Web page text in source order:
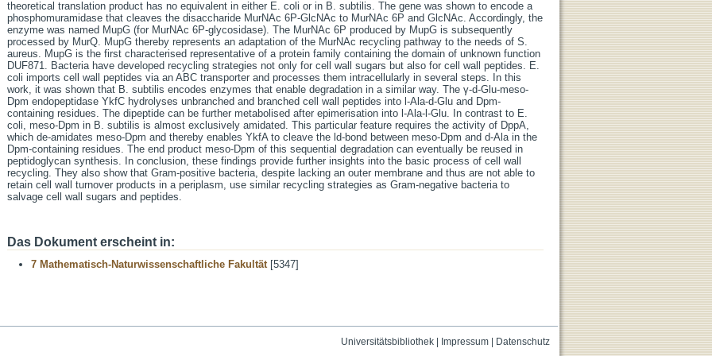
theoretical translation product has no equivalent in either E. coli or in B. subtilis. The gene was shown to encode a
phosphomuramidase that cleaves the disaccharide MurNAc 6P-GlcNAc to MurNAc 6P and GlcNAc. Accordingly, the
enzyme was named MupG (for MurNAc 6P-glycosidase). The MurNAc 6P produced by MupG is subsequently
processed by MurQ. MupG thereby represents an adaptation of the MurNAc recycling pathway to the needs of S.
aureus. MupG is the first characterised representative of a protein family containing the domain of unknown function
DUF871. Bacteria have developed recycling strategies not only for cell wall sugars but also for cell wall peptides. E.
coli imports cell wall peptides via an ABC transporter and processes them intracellularly in several steps. In this
work, it was shown that B. subtilis encodes enzymes that enable degradation in a similar way. The γ-d-Glu-meso-
Dpm endopeptidase YkfC hydrolyses unbranched and branched cell wall peptides into l-Ala-d-Glu and Dpm-
containing residues. The dipeptide can be further metabolised after epimerisation into l-Ala-l-Glu. In contrast to E.
coli, meso-Dpm in B. subtilis is almost exclusively amidated. This particular feature requires the activity of DppA,
which de-amidates meso-Dpm and thereby enables YkfA to cleave the ld-bond between meso-Dpm and d-Ala in the
Dpm-containing residues. The end product meso-Dpm of this sequential degradation can eventually be reused in
peptidoglycan synthesis. In conclusion, these findings provide further insights into the basic process of cell wall
recycling. They also show that Gram-positive bacteria, despite lacking an outer membrane and thus are not able to
retain cell wall turnover products in a periplasm, use similar recycling strategies as Gram-negative bacteria to
salvage cell wall sugars and peptides.
Das Dokument erscheint in:
7 Mathematisch-Naturwissenschaftliche Fakultät[5347]
Universitätsbibliothek| Impressum| Datenschutz